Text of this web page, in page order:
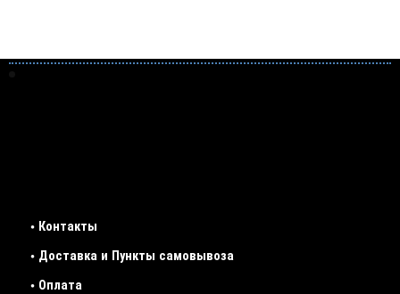
• Контакты
• Доставка и Пункты самовывоза
• Оплата